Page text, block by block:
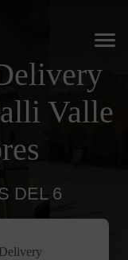
Valle
DEL 6